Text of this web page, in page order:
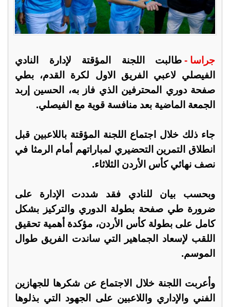
جراسا - طالبت اللجنة المؤقتة لإدارة النادي
الفيصلي لاعبي الفريق الاول لكرة القدم، بطي
صفحة دوري المحترفين الذي فاز به، الحسين إربد
الجمعة الماضية بعد منافسة قوية مع الفيصلي.
جاء ذلك خلال اجتماع اللجنة المؤقتة باللاعبين قبل
انطلاق التمرين التحضيري لمباراتهم أمام الرمثا في
نصف نهائي كأس الأردن الثلاثاء.
وبحسب بيان للنادي فقد شددت الإدارة على
ضرورة طي صفحة بطولة الدوري والتركيز بشكل
كامل على بطولة كأس الأردن، مؤكدة أهمية تحقيق
اللقب لإسعاد الجماهير التي ساندت الفريق طوال
الموسم.
وأعربت اللجنة خلال الاجتماع عن شكرها للجهازين
الفني والإداري واللاعبين على الجهود التي بذلوها